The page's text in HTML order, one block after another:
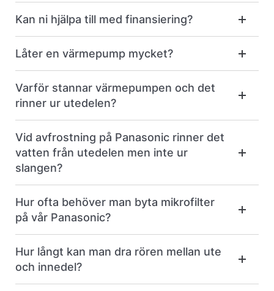
Kan ni hjälpa till med finansiering?
Låter en värmepump mycket?
Varför stannar värmepumpen och det
rinner ur utedelen?
Vid avfrostning på Panasonic rinner det
vatten från utedelen men inte ur
slangen?
Hur ofta behöver man byta mikrofilter
på vår Panasonic?
Hur långt kan man dra rören mellan ute
och innedel?